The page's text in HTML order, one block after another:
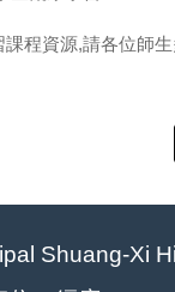
程資源,請各位師
Shuang-Xi